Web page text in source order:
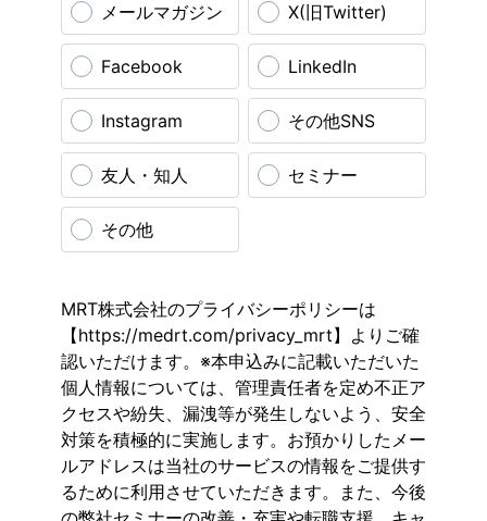
メールマガジン X(旧Twitter)
Facebook LinkedIn
Instagram その他SNS
友人・知人 セミナー
その他
MRT株式会社のプライバシーポリシーは
【https://medrt.com/privacy_mrt】よりご確
認いただけます。※本申込みに記載いただいた
個人情報については、管理責任者を定め不正ア
クセスや紛失、漏洩等が発生しないよう、安全
対策を積極的に実施します。お預かりしたメー
ルアドレスは当社のサービスの情報をご提供す
るために利用させていただきます。また、今後